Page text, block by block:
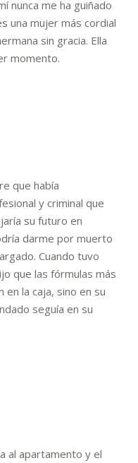
nunca me ha guiñado
una mujer más cordial
sin gracia. Ella
momento.
que había
y criminal que
su futuro en
darme por muerto
Cuando tuvo
que las fórmulas más
la caja, sino en su
seguía en su
al apartamento y el